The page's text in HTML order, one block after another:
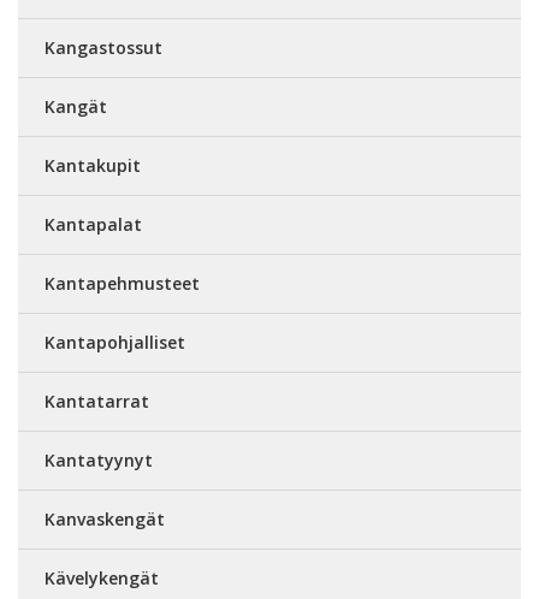
Kangastossut
Kangät
Kantakupit
Kantapalat
Kantapehmusteet
Kantapohjalliset
Kantatarrat
Kantatyynyt
Kanvaskengät
Kävelykengät